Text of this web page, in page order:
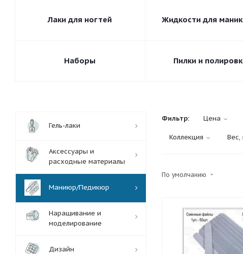
Лаки для ногтей Жидкости для
Наборы Пилки и
Фильтр: Цена
Коллекция Вес,
По умолчанию
Гель-лаки
Аксессуары и
расходные материалы
Маниюр/Педикюр
Наращивание и
моделирование
Дизайн